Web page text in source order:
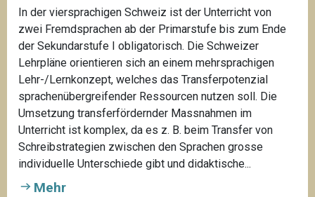
In der viersprachigen Schweiz ist der Unterricht von
zwei Fremdsprachen ab der Primarstufe bis zum Ende
der Sekundarstufe I obligatorisch. Die Schweizer
Lehrpläne orientieren sich an einem mehrsprachigen
Lehr-/Lernkonzept, welches das Transferpotenzial
sprachenübergreifender Ressourcen nutzen soll. Die
Umsetzung transferfördernder Massnahmen im
Unterricht ist komplex, da es z. B. beim Transfer von
Schreibstrategien zwischen den Sprachen grosse
individuelle Unterschiede gibt und didaktische...
Mehr